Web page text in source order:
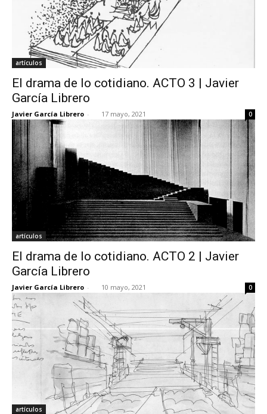
artículos
El drama de lo cotidiano. ACTO 3 | Javier
García Librero
Javier García Librero - 17 mayo, 2021 0
artículos
El drama de lo cotidiano. ACTO 2 | Javier
García Librero
Javier García Librero - 10 mayo, 2021 0
artículos